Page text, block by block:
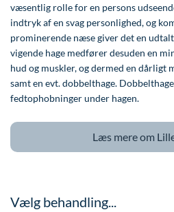
væsentlig rolle for en persons
indtryk af en svag personlighed, og
prominerende næse giver det en
vigende hage medfører desuden en
hud og muskler, og dermed en dårligt
samt en evt. dobbelthage.
fedtophobninger under hagen.
Læs mere om
Vælg behandling...